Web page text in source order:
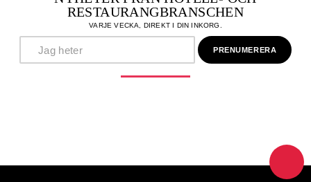
RESTAURANGBRANSCHEN
VARJE VECKA, DIREKT I DIN INKORG.